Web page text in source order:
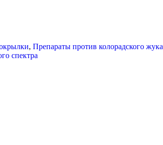
, Препараты против колорадского жука
спектра